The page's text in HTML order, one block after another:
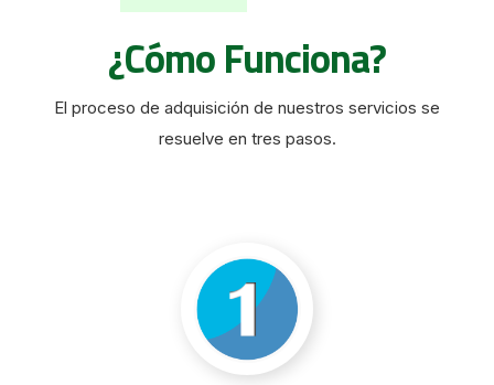
¿Cómo Funciona?
El proceso de adquisición de nuestros servicios se
resuelve en tres pasos.